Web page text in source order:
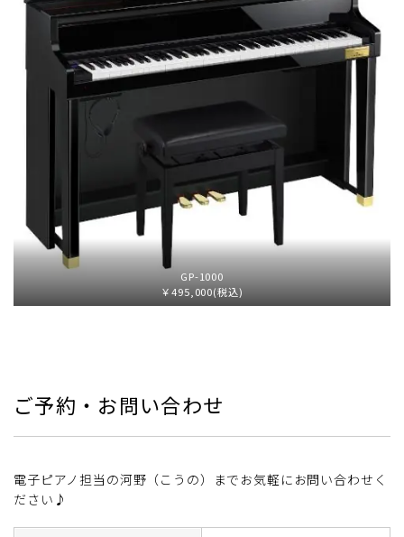
GP-1000
￥495,000(税込)
ご予約・お問い合わせ
電子ピアノ担当の河野（こうの）までお気軽にお問い合わせく
ださい♪